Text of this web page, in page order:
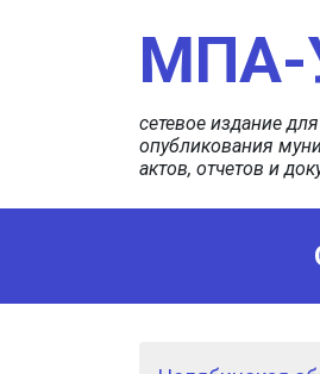
МПА-
сетевое издание
опубликования
актов, отчетов и